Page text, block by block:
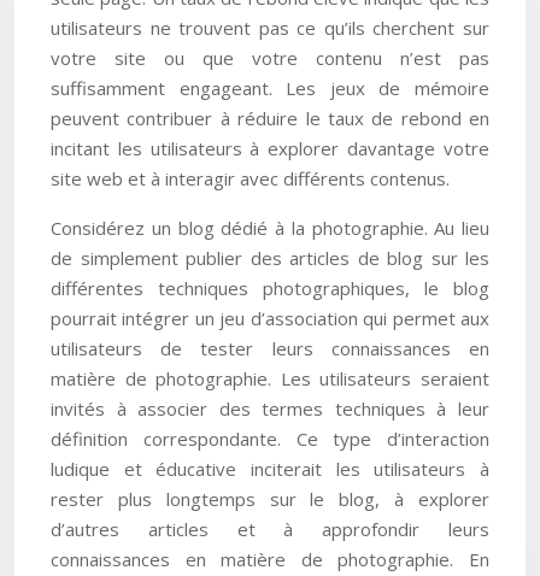
utilisateurs ne trouvent pas ce qu’ils cherchent sur
votre site ou que votre contenu n’est pas
suffisamment engageant. Les jeux de mémoire
peuvent contribuer à réduire le taux de rebond en
incitant les utilisateurs à explorer davantage votre
site web et à interagir avec différents contenus.
Considérez un blog dédié à la photographie. Au lieu
de simplement publier des articles de blog sur les
différentes techniques photographiques, le blog
pourrait intégrer un jeu d’association qui permet aux
utilisateurs de tester leurs connaissances en
matière de photographie. Les utilisateurs seraient
invités à associer des termes techniques à leur
définition correspondante. Ce type d’interaction
ludique et éducative inciterait les utilisateurs à
rester plus longtemps sur le blog, à explorer
d’autres articles et à approfondir leurs
connaissances en matière de photographie. En